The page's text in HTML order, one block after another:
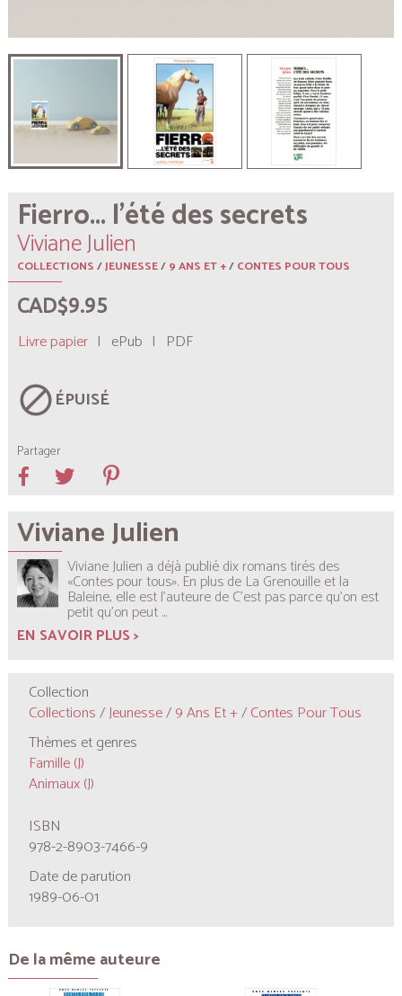
Fierro... l’été des secrets
Viviane Julien
COLLECTIONS/JEUNESSE/9 ANS ET +/CONTES POUR TOUS
CAD$9.95
Livre papier | ePub | PDF
blockÉPUISÉ
Partager
Viviane Julien
Viviane Julien a déjà publié dix romans tirés des
«Contes pour tous». En plus de La Grenouille et la
Baleine, elle est l’auteure deC’est pas parce qu’on est
petit qu’on peut...
EN SAVOIR PLUS >
Collection
Collections/Jeunesse/9 Ans Et +/Contes Pour Tous
Thèmes et genres
Famille (J)
Animaux (J)
ISBN
978-2-8903-7466-9
Date de parution
1989-06-01
De la même auteure